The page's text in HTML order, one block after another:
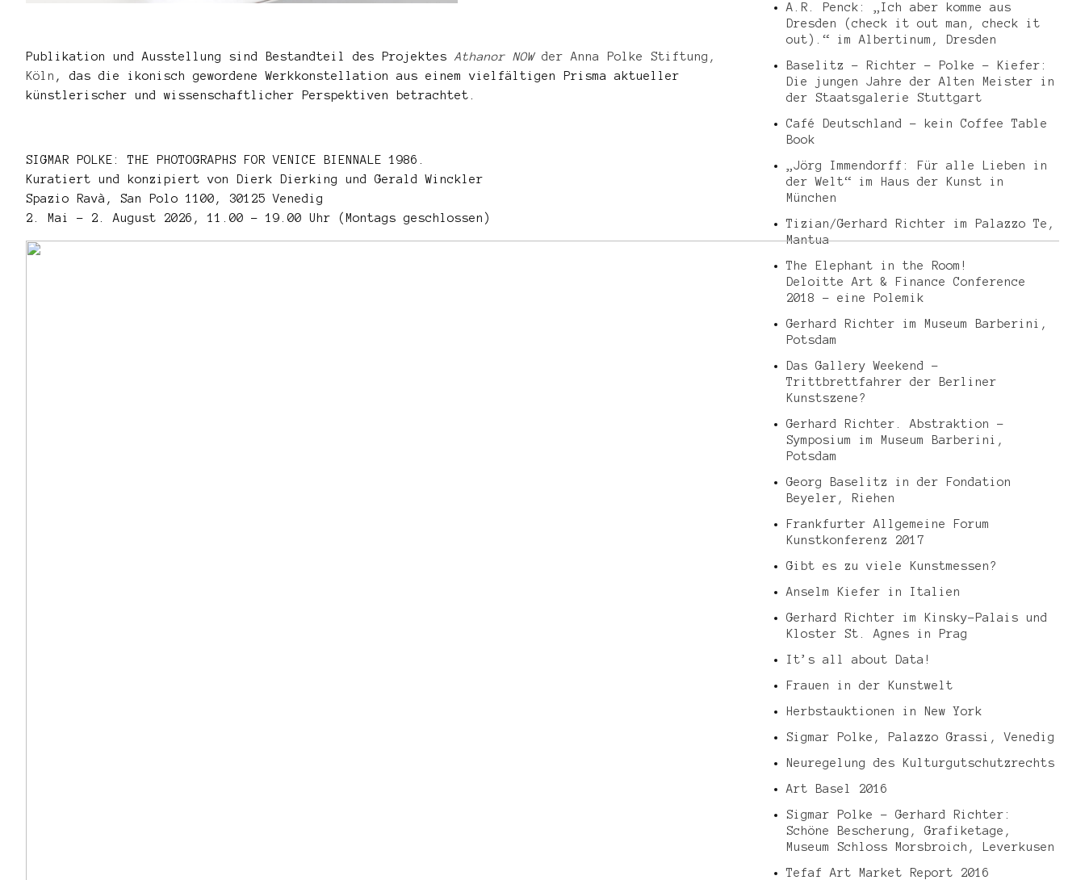
Publikation und Ausstellung sind Bestandteil des ProjektesAthanor NOWder Anna Polke Stiftung,
Köln , das die ikonisch gewordene Werkkonstellation aus einem vielfältigen Prisma aktueller
künstlerischer und wissenschaftlicher Perspektiven betrachtet.
SIGMAR POLKE: THE PHOTOGRAPHS FOR VENICE BIENNALE 1986.
Kuratiert und konzipiert von Dierk Dierking und Gerald Winckler
Spazio Ravà, San Polo 1100, 30125 Venedig
2. Mai – 2. August 2026, 11.00 – 19.00 Uhr (Montags geschlossen)
A.R. Penck: „Ich aber komme aus
Dresden (check it out man, check it
out).“ im Albertinum, Dresden
Baselitz – Richter – Polke – Kiefer:
Die jungen Jahre der Alten Meister in
der Staatsgalerie Stuttgart
Café Deutschland – kein Coffee Table
Book
„Jörg Immendorff: Für alle Lieben in
der Welt“ im Haus der Kunst in
München
Tizian/Gerhard Richter im Palazzo Te,
Mantua
The Elephant in the Room!
Deloitte Art & Finance Conference
2018 – eine Polemik
Gerhard Richter im Museum Barberini,
Potsdam
Das Gallery Weekend –
Trittbrettfahrer der Berliner
Kunstszene?
Gerhard Richter. Abstraktion –
Symposium im Museum Barberini,
Potsdam
Georg Baselitz in der Fondation
Beyeler, Riehen
Frankfurter Allgemeine Forum
Kunstkonferenz 2017
Gibt es zu viele Kunstmessen?
Anselm Kiefer in Italien
Gerhard Richter im Kinsky-Palais und
Kloster St. Agnes in Prag
It’s all about Data!
Frauen in der Kunstwelt
Herbstauktionen in New York
Sigmar Polke, Palazzo Grassi, Venedig
Neuregelung des Kulturgutschutzrechts
Art Basel 2016
Sigmar Polke – Gerhard Richter:
Schöne Bescherung, Grafiketage,
Museum Schloss Morsbroich, Leverkusen
Tefaf Art Market Report 2016